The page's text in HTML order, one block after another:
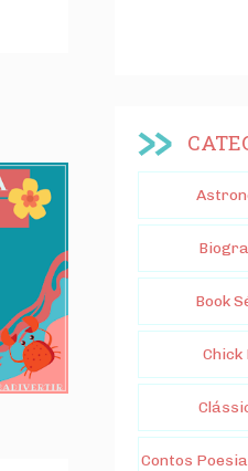
Book
Chick
Contos